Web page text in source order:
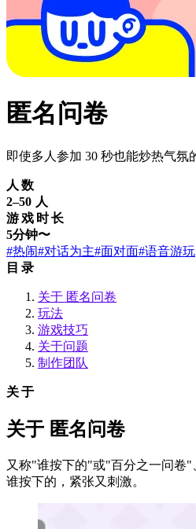
匿名问卷
即使多人参加 30 秒也能炒热气氛
人数
2–50 人
游戏时长
5分钟〜
#热闹#对话为主#面对面#语音游玩
目录
关于 匿名问卷
玩法
游戏技巧
关于问题
制作团队
关于
关于 匿名问卷
又称"谁按下的"或"百分之一问卷"
谁按下的，紧张又刺激。